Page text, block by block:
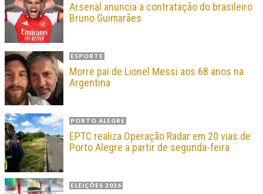
Arsenal anuncia a contratação do brasileiro
Bruno Guimarães
ESPORTE
Morre pai de Lionel Messi aos 68 anos na
Argentina
PORTO ALEGRE
EPTC realiza Operação Radar em 20 vias de
Porto Alegre a partir de segunda-feira
ELEIÇÕES 2026